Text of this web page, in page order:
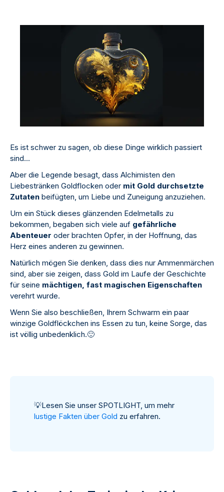
Es ist schwer zu sagen, ob diese Dinge wirklich passiert
sind...
Aber die Legende besagt, dass Alchimisten den
Liebestränken Goldflocken oder mit Gold durchsetzte
Zutaten beifügten, um Liebe und Zuneigung anzuziehen.
Um ein Stück dieses glänzenden Edelmetalls zu
bekommen, begaben sich viele auf gefährliche
Abenteuer oder brachten Opfer, in der Hoffnung, das
Herz eines anderen zu gewinnen.
Natürlich mögen Sie denken, dass dies nur Ammenmärchen
sind, aber sie zeigen, dass Gold im Laufe der Geschichte
für seine mächtigen, fast magischen Eigenschaften
verehrt wurde.
Wenn Sie also beschließen, Ihrem Schwarm ein paar
winzige Goldflöckchen ins Essen zu tun, keine Sorge, das
ist völlig unbedenklich.🙂
💡Lesen Sie unser SPOTLIGHT, um mehr
lustige Fakten über Gold zu erfahren.